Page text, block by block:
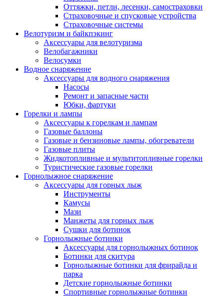
Оттяжки, петли, лесенки, самостраховки
Страховочные и спусковые устройства
Страховочные системы
Велотуризм и байкпэкинг
Аксессуары для велотуризма
Велобагажники
Велосумки
Водное снаряжение
Аксессуары для водного снаряжения
Насосы
Ремонт и запасные части
Юбки, фартуки
Горелки и лампы
Аксессуары к горелкам и лампам
Газовые баллоны
Газовые и бензиновые лампы, обогреватели
Газовые плиты
Жидкотопливные и мультитопливные горелки
Туристические газовые горелки
Горнолыжное снаряжение
Аксессуары для горных лыж
Инструменты
Камусы
Мази
Манжеты для горных лыж
Сушки для ботинок
Горнолыжные ботинки
Аксессуары для горнолыжных ботинок
Ботинки для скитура
Горнолыжные ботинки для фрирайда и
парка
Детские горнолыжные ботинки
Спортивные горнолыжные ботинки